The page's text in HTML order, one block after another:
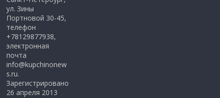
ул. Зины
Портновой 30-45,
телефон
+78129877938,
электронная
почта
info@kupchinonew
s.ru.
Зарегистрировано
26 апреля 2013